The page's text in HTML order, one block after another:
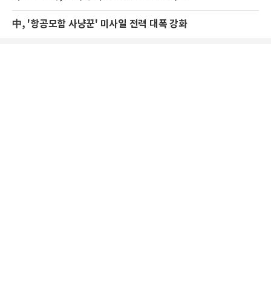
中, '항공모함 사냥꾼' 미사일 전력 대폭 강화